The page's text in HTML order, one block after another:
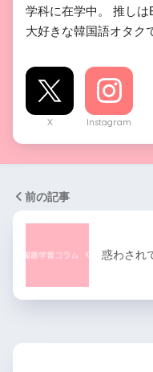
学科に在学中。 推し
大好きな韓国語オタク
X Instagram
前の記事
惑わされ